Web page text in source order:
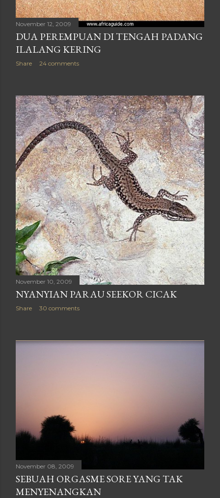
November 12, 2009
DUA PEREMPUAN DI TENGAH PADANG
ILALANG KERING
Share 24 comments
November 10, 2009
NYANYIAN PARAU SEEKOR CICAK
Share 30 comments
November 08, 2009
SEBUAH ORGASME SORE YANG TAK
MENYENANGKAN